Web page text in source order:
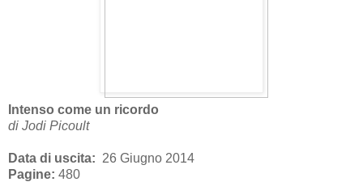
Intenso come un ricordo
di Jodi Picoult
Data di uscita: 26 Giugno 2014
Pagine: 480